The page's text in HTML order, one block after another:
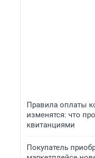
Правила оплаты
изменятся: что
квитанциями
Покупатель